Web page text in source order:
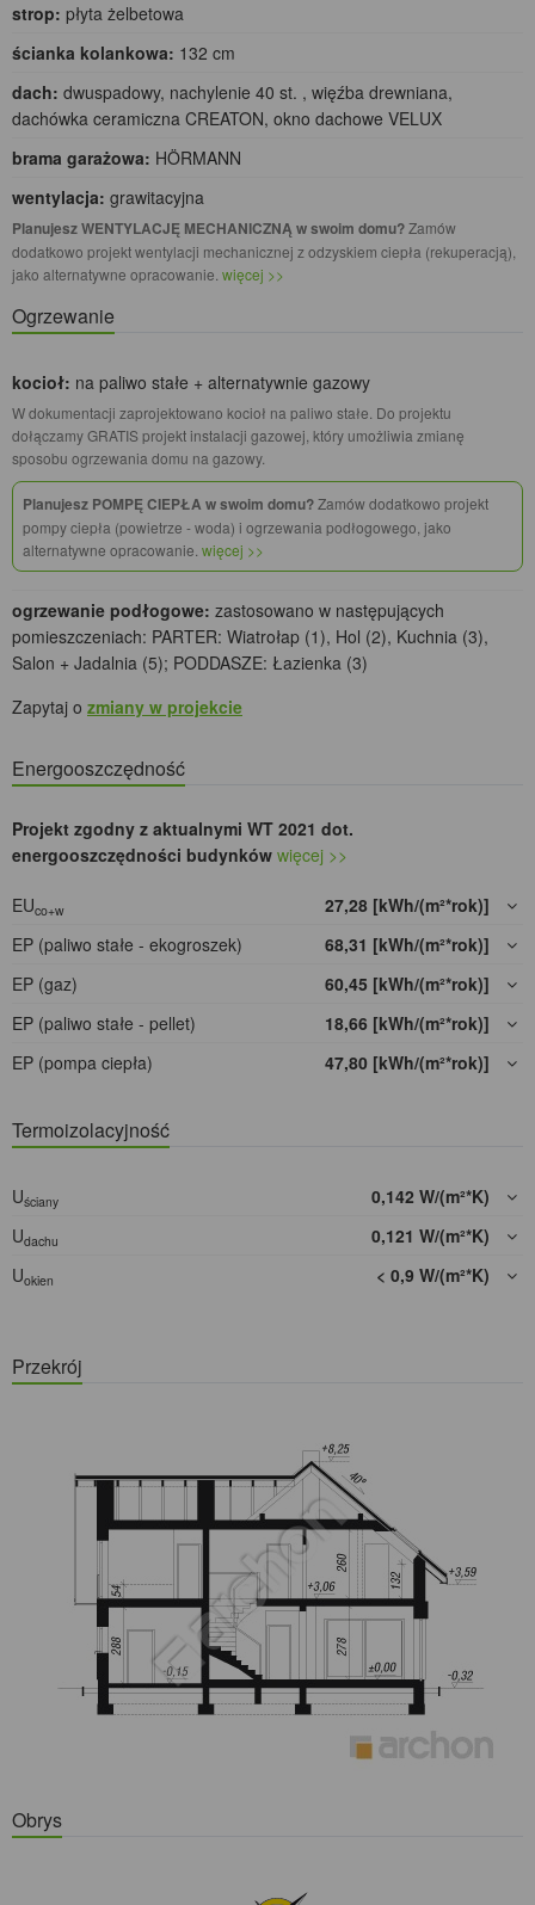
strop: płyta żelbetowa
ścianka kolankowa: 132 cm
dach: dwuspadowy, nachylenie 40 st. , więźba drewniana,
dachówka ceramiczna CREATON, okno dachowe VELUX
brama garażowa: HÖRMANN
wentylacja: grawitacyjna
Planujesz WENTYLACJĘ MECHANICZNĄ w swoim domu?Zamów
dodatkowo projekt wentylacji mechanicznej z odzyskiem ciepła (rekuperacją),
jako alternatywne opracowanie. więcej >>
Ogrzewanie
kocioł: na paliwo stałe + alternatywnie gazowy
W dokumentacji zaprojektowano kocioł na paliwo stałe. Do projektu
dołączamy GRATIS projekt instalacji gazowej, który umożliwia zmianę
sposobu ogrzewania domu na gazowy.
Planujesz POMPĘ CIEPŁA w swoim domu?Zamów dodatkowo projekt
pompy ciepła (powietrze - woda) i ogrzewania podłogowego, jako
alternatywne opracowanie. więcej >>
ogrzewanie podłogowe: zastosowano w następujących
pomieszczeniach: PARTER: Wiatrołap (1), Hol (2), Kuchnia (3),
Salon + Jadalnia (5); PODDASZE: Łazienka (3)
Zapytaj o zmiany w projekcie
Energooszczędność
Projekt zgodny z aktualnymi WT 2021 dot.
energooszczędności budynków więcej >>
EUco+w
27,28 [kWh/(m²*rok)]
EP (paliwo stałe - ekogroszek)
68,31 [kWh/(m²*rok)]
EP (gaz)
60,45 [kWh/(m²*rok)]
EP (paliwo stałe - pellet)
18,66 [kWh/(m²*rok)]
EP (pompa ciepła)
47,80 [kWh/(m²*rok)]
Termoizolacyjność
Uściany
0,142 W/(m²*K)
Udachu
0,121 W/(m²*K)
Uokien < 0,9 W/(m²*K)
Przekrój
Obrys